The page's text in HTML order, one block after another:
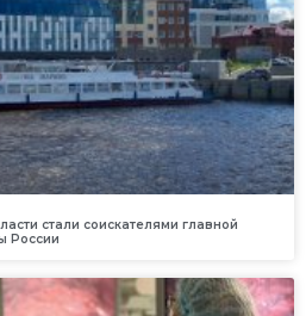
стали соискателями главной
России